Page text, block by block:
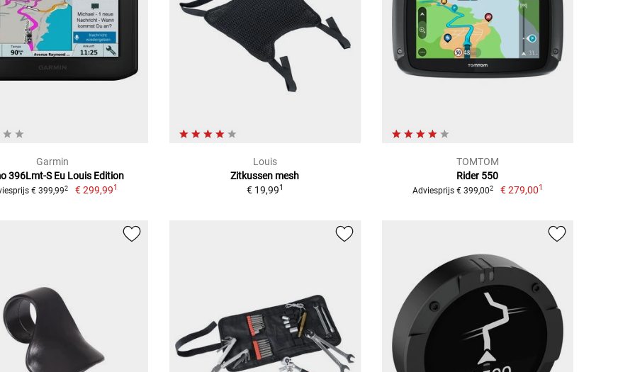
Garmin
396Lmt-S Eu Louis Edition
€ 399,992 € 299,991
Louis
Zitkussen mesh
€ 19,991
TOMTOM
Rider 550
Adviesprijs € 399,002 € 279,001